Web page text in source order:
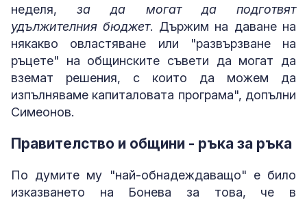
неделя,за да могат да подготвят
удължителния бюджет. Държим на даване на
някакво овластяване или "развързване на
ръцете" на общинските съвети да могат да
вземат решения, с които да можем да
изпълняваме капиталовата програма", допълни
Симеонов.
Правителство и общини - ръка за ръка
По думите му "най-обнадеждаващо" е било
изказването на Бонева за това, че в